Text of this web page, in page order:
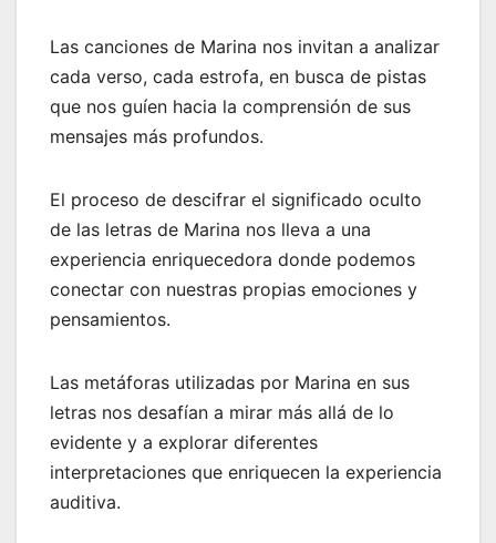
Las canciones de Marina nos invitan a analizar
cada verso, cada estrofa, en busca de pistas
que nos guíen hacia la comprensión de sus
mensajes más profundos.
El proceso de descifrar el significado oculto
de las letras de Marina nos lleva a una
experiencia enriquecedora donde podemos
conectar con nuestras propias emociones y
pensamientos.
Las metáforas utilizadas por Marina en sus
letras nos desafían a mirar más allá de lo
evidente y a explorar diferentes
interpretaciones que enriquecen la experiencia
auditiva.